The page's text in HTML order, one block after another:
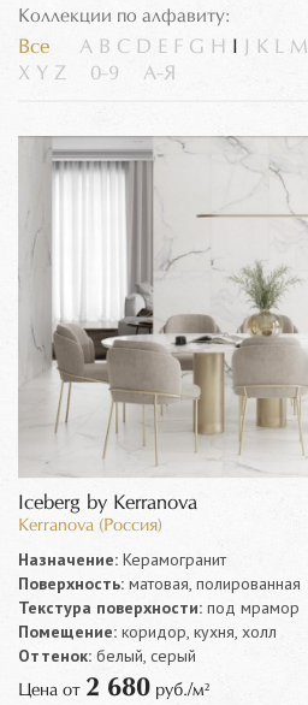
Коллекции по алфавиту:
Все A B C D E F G H K L M
X Y Z 0-9 А-Я
Iceberg by Kerranova
Kerranova (Россия)
Назначение: Керамогранит
Поверхность: матовая, полированная
Текстура поверхности: под мрамор
Помещение: коридор, кухня, холл
Оттенок: белый, серый
Цена от 2 680 руб./м²